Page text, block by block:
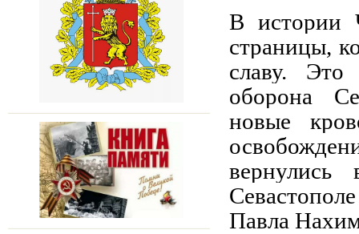
В истории
страницы,
славу. Это
оборона
новые
Павла